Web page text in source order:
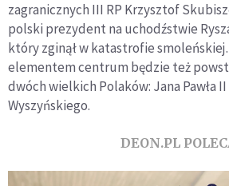
zagranicznych III RP Krzysztof
polski prezydent na uchodźstwie
który zginął w katastrofie
elementem centrum będzie też
dwóch wielkich Polaków: Jana Pawła
Wyszyńskiego.
DEON.PL